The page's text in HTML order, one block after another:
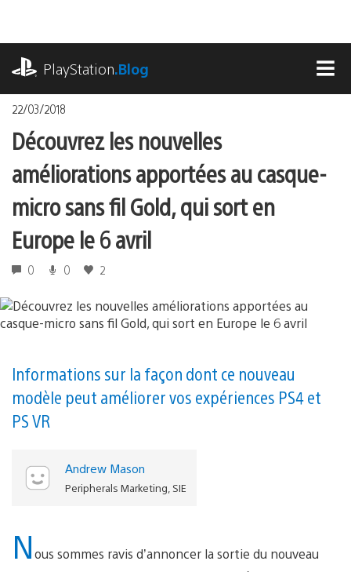
contenu
PlayStation.Blog
22/03/2018
Découvrez les nouvelles
améliorations apportées au casque-
micro sans fil Gold, qui sort en
Europe le 6 avril
0 0 2
Informations sur la façon dont ce nouveau
modèle peut améliorer vos expériences PS4 et
PS VR
Andrew Mason
Peripherals Marketing, SIE
Nous sommes ravis d’annoncer la sortie du nouveau